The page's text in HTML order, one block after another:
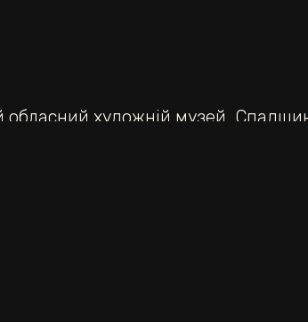
обласний художній музей